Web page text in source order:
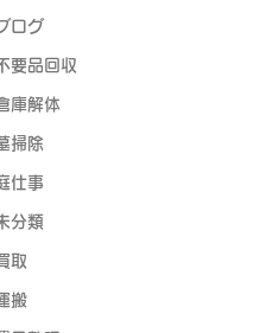
ログ
要品回収
庫解体
掃除
仕事
分類
取
搬